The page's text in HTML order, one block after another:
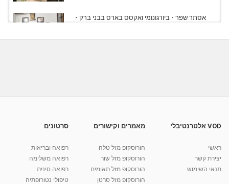
אסתר שפר - ביורגונומי ואקסס בארס בבני ברק -
מאת Shahar-vod 4 שנים
קרין גורן - העוגה המתגלצ’ת ללא קמח
VOD אלטרנטיבלי
ראשי
יצירת קשר
תנאי השימוש
מאמרים וקישורים
הורוסקופ מזל טלה
הורוסקופ מזל שור
הורוסקופ מזל תאומים
הורוסקופ מזל סרטן
סרטונים
רפואה ובריאות
רפואה משלימה
רפואה סינית
טיפולי נטורופתיה